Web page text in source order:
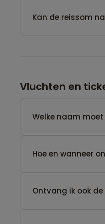
Kan de reissom
Vluchten en
Welke naam
Hoe en wanneer
Ontvang ik ook